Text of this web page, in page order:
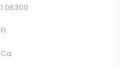
1.06300
Fl
Ca